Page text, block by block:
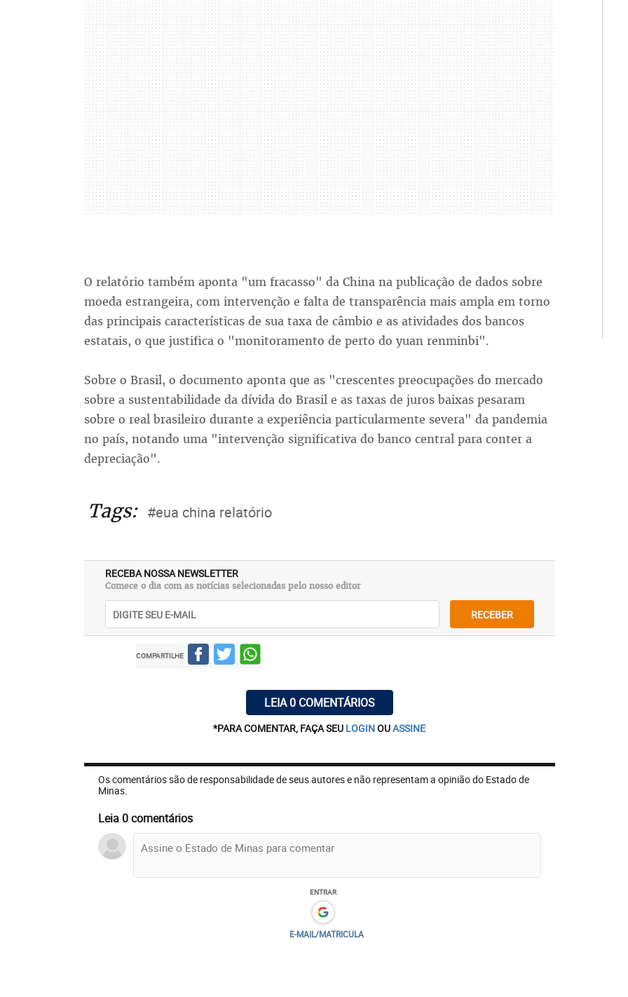
O relatório também aponta "um fracasso" da China na publicação de dados sobre
moeda estrangeira, com intervenção e falta de transparência mais ampla em torno
das principais características de sua taxa de câmbio e as atividades dos bancos
estatais, o que justifica o "monitoramento de perto do yuan renminbi".
Sobre o Brasil, o documento aponta que as "crescentes preocupações do mercado
sobre a sustentabilidade da dívida do Brasil e as taxas de juros baixas pesaram
sobre o real brasileiro durante a experiência particularmente severa" da pandemia
no país, notando uma "intervenção significativa do banco central para conter a
depreciação".
Tags: #eua china relatório
RECEBA NOSSA NEWSLETTER
Comece o dia com as notícias selecionadas pelo nosso editor
RECEBER
COMPARTILHE
LEIA 0 COMENTÁRIOS
*PARA COMENTAR, FAÇA SEU LOGINOUASSINE
Os comentários são de responsabilidade de seus autores e não representam a opinião do Estado de
Minas.
Leia 0 comentários
ENTRAR
E-MAIL/MATRICULA